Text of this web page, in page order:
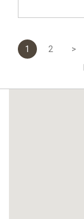
1 2 >